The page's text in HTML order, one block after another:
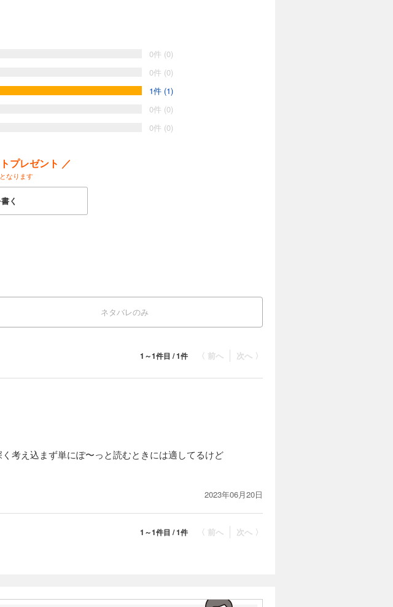
0件 (0)
0件 (0)
1件 (1)
0件 (0)
0件 (0)
プレゼント ／
なります
く
ネタバレのみ
次へ 〉
〈 前へ
1～1件目 / 1件
考え込まず単にぽ〜っと読むときには適してるけど
2023年06月20日
次へ 〉
〈 前へ
1～1件目 / 1件